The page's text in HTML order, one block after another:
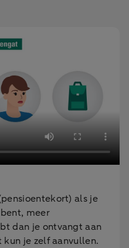
als je
meer
dan je ontvangt aan
je zelf aanvullen.